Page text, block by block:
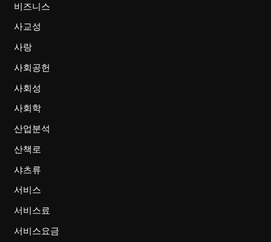
비즈니스
사교성
사랑
사회공헌
사회성
사회학
산업분석
산책로
샤츠류
서비스
서비스료
서비스요금